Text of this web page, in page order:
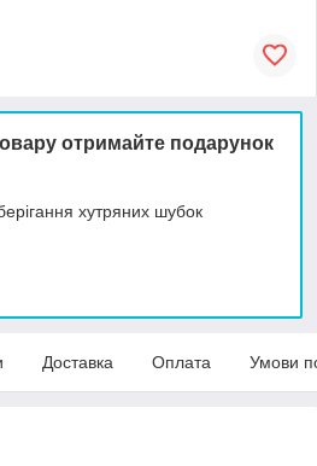
отримайте подарунок
хутряних шубок
Доставка Оплата Умови